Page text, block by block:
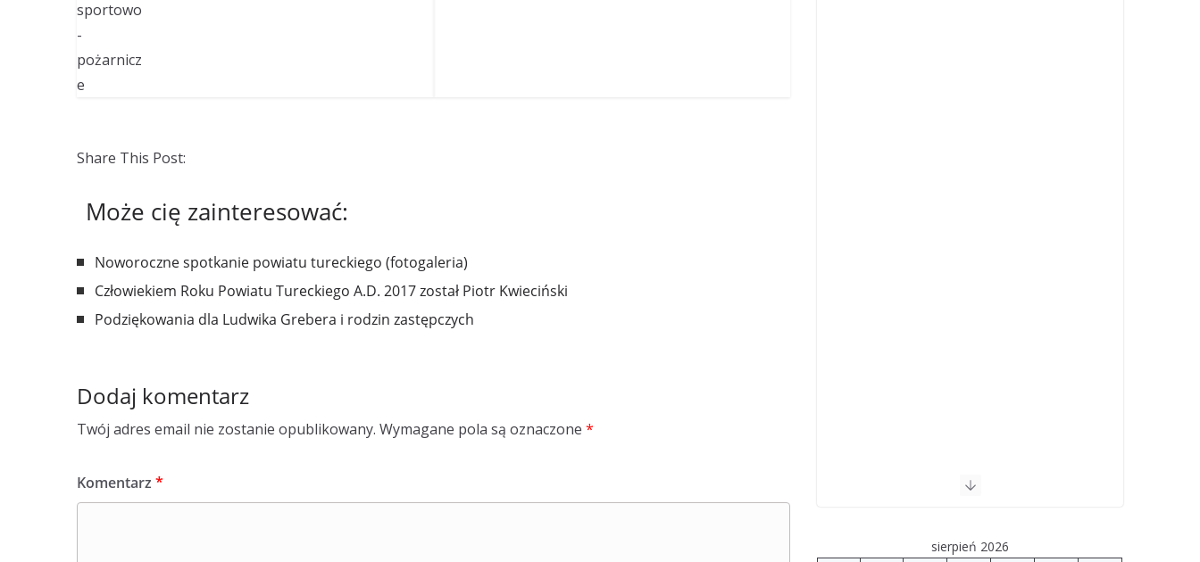
Share This Post:
Może cię zainteresować:
Noworoczne spotkanie powiatu tureckiego (fotogaleria)
Człowiekiem Roku Powiatu Tureckiego A.D. 2017 został Piotr Kwieciński
Podziękowania dla Ludwika Grebera i rodzin zastępczych
Dodaj komentarz
Twój adres email nie zostanie opublikowany. Wymagane pola są oznaczone *
Komentarz *
sierpień 2026